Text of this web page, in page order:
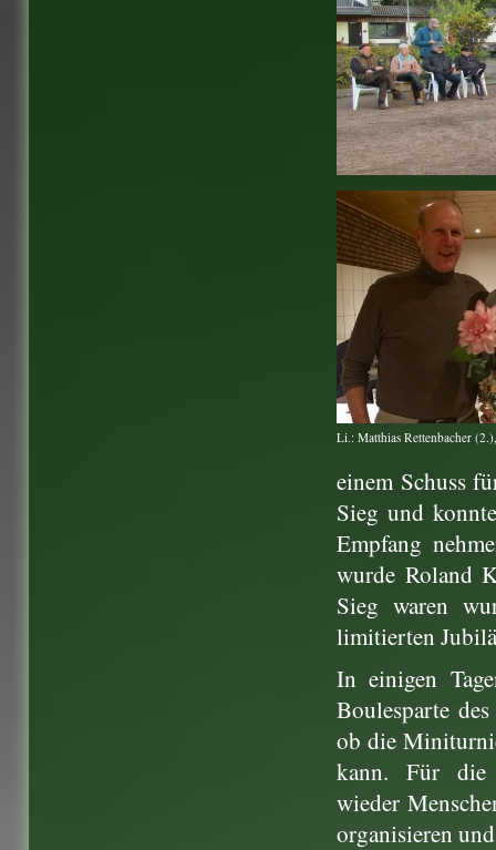
Li.: Matthias Rettenbacher
einem Schuss
Sieg und
Empfang
wurde Roland
Sieg waren
limitierten
In einigen
Boulesparte
ob die
kann. Für die
wieder
organisieren